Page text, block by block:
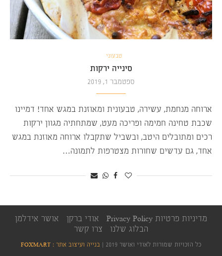
טבעוני
סינייה ירקות
ספטמבר 1, 2019
ארוחה מנחמת, עשירה, טבעונית ומאוזנת במגש אחד! דמיינו
שכבת טחינה חמימה ופריכה מעט, שמתחתיה מגוון ירקות
רכים ומתובלים היטב, ובשביל שתקבלו ארוחה מאוזנת במגש
אחד, גם עדשים שחורות מצטרפות לתמונה…
מדיניות פרטיות Privacy Policy אודי ברקן
אושר אידלמן
הבלוג שלנו
צרו קשר
כל הזכויות שמורות לאודי ואושר 2019 | בנייה ועיצוב אתר : FOXMART